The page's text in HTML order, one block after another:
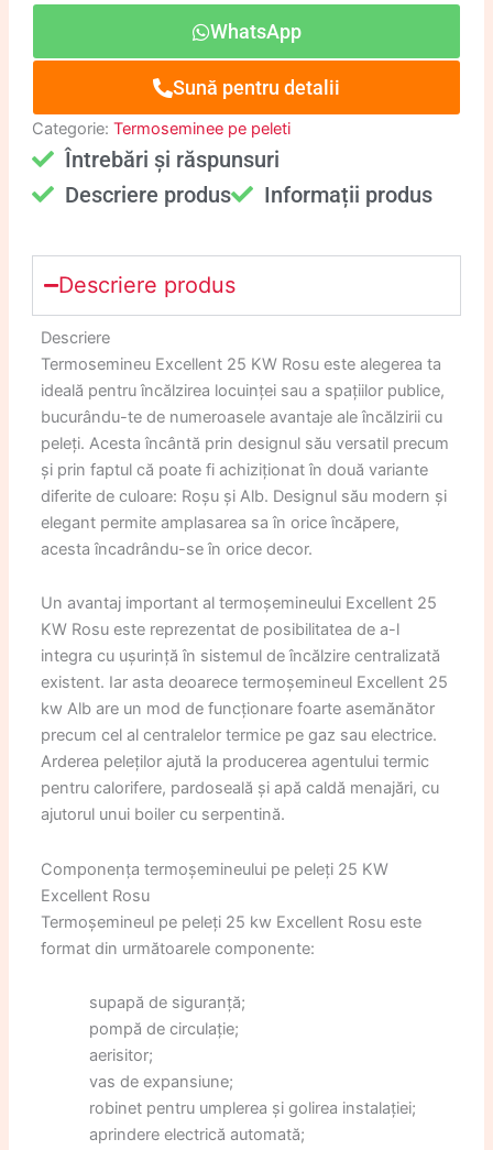
WhatsApp
Sună pentru detalii
Categorie:Termoseminee pe peleti
Întrebări și răspunsuri
Descriere produs​
Informații produs​
Descriere produs​​​
Descriere
Termosemineu Excellent 25 KW Rosu este alegerea ta
ideală pentru încălzirea locuinței sau a spațiilor publice,
bucurându-te de numeroasele avantaje ale încălzirii cu
peleți. Acesta încântă prin designul său versatil precum
și prin faptul că poate fi achiziționat în două variante
diferite de culoare: Roșu și Alb. Designul său modern și
elegant permite amplasarea sa în orice încăpere,
acesta încadrându-se în orice decor.
Un avantaj important al termoșemineului Excellent 25
KW Rosu este reprezentat de posibilitatea de a-l
integra cu ușurință în sistemul de încălzire centralizată
existent. Iar asta deoarece termoșemineul Excellent 25
kw Alb are un mod de funcționare foarte asemănător
precum cel al centralelor termice pe gaz sau electrice.
Arderea peleților ajută la producerea agentului termic
pentru calorifere, pardoseală și apă caldă menajări, cu
ajutorul unui boiler cu serpentină.
Componența termoșemineului pe peleți 25 KW
Excellent Rosu
Termoșemineul pe peleți 25 kw Excellent Rosu este
format din următoarele componente:
supapă de siguranță;
pompă de circulație;
aerisitor;
vas de expansiune;
robinet pentru umplerea și golirea instalației;
aprindere electrică automată;